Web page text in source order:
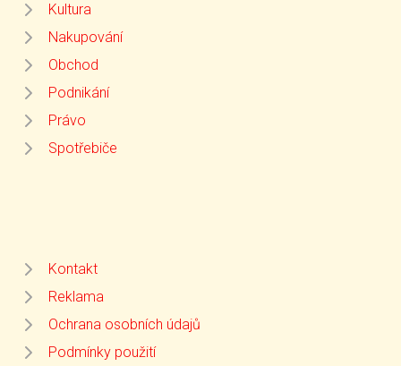
Kultura
Nakupování
Obchod
Podnikání
Právo
Spotřebiče
Kontakt
Reklama
Ochrana osobních údajů
Podmínky použití